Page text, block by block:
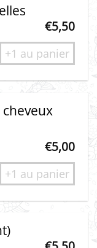
€5,50
+1 au panier
€5,00
+1 au panier